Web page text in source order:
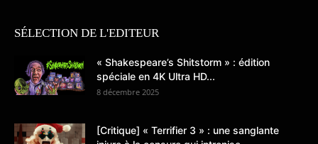
SÉLECTION DE L'EDITEUR
« Shakespeare’s Shitstorm » : édition
spéciale en 4K Ultra HD...
8 décembre 2025
[Critique] « Terrifier 3 » : une sanglante